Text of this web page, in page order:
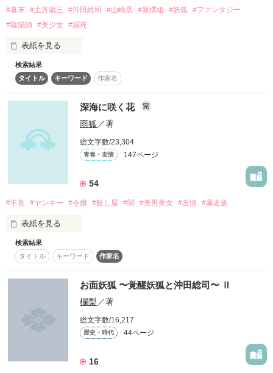
それでもOKという方は、
↓
作品を読む
▼
start 2011.12.05
finish 2012.01.10
作品を読む
“あなたは本当に私を助けてくれるの？”
あの過去から私を救い出して…
過去の私を殺してください…
闇に咲く華
↓
闇に棲む猫はヴァンパイアに捕まる
に題名変更しました！
そんな彼女はトラックに身を呈した。
目が覚めた場所は、病院かと思いきや木の上！？
妖の声まで聞こえちゃったの！？
妖から助けてくれた謎の少年、ユウ。
「お前は俺の弟子になってもらう」
#幕末 #土方歳三 #沖田総司 #山崎烝 #新撰組 #妖狐
#ファンタジー
#陰陽師
#美少女 #瀕死
表紙を見る
歴史ものは初めて執筆致します。
温かい目で見守っていただけると恐縮です。
拙い文章ですが、少しでも目をと通していただけると
嬉しいです(´∀｀)
ただいま、作品の内容を修正しております。
前半完結いたしました。見てくださった読者様ありがとうござ
読者数100人超えました(><)！！！
ありがとうございます！！
これからもお願いします( ´﹀` )
＃時雨様　感想ノートへの書き込みありがとうございまし
これからもがんばります。
検索結果
タイトル
キーワード 作家名
深海に咲く花 完
雨狐／著
総文字数/23,304
青春・友情 147ページ
54
#不良 #ヤンキー #令嬢 #殺し屋 #闇 #美男美女 #友情 #暴走族
表紙を見る
誰といたって私は“隣”には
並ばせない―…。
失うのが怖いから
独りになりたくないから
検索結果
タイトル
キーワード 作家名
お面妖狐 〜覚醒妖狐と沖田総司〜 Ⅱ
欄梨 ／著
総文字数/16,217
歴史・時代 44ページ
16